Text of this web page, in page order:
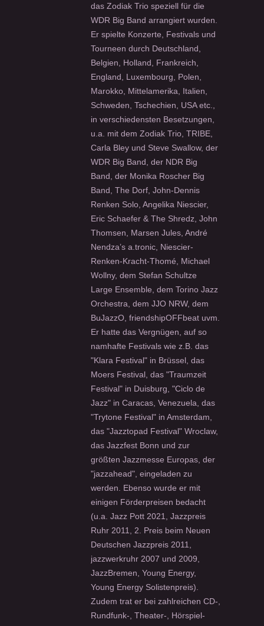
das Zodiak Trio speziell für die
WDR Big Band arrangiert wurden.
Er spielte Konzerte, Festivals und
Tourneen durch Deutschland,
Belgien, Holland, Frankreich,
England, Luxembourg, Polen,
Marokko, Mittelamerika, Italien,
Schweden, Tschechien, USA etc.,
in verschiedensten Besetzungen,
u.a. mit dem Zodiak Trio, TRIBE,
Carla Bley und Steve Swallow, der
WDR Big Band, der NDR Big
Band, der Monika Roscher Big
Band, The Dorf, John-Dennis
Renken Solo, Angelika Niescier,
Eric Schaefer & The Shredz, John
Thomsen, Marsen Jules, André
Nendza’s a.tronic, Niescier-
Renken-Kracht-Thomé, Michael
Wollny, dem Stefan Schultze
Large Ensemble, dem Torino Jazz
Orchestra, dem JJO NRW, dem
BuJazzO, friendshipOFFbeat uvm.
Er hatte das Vergnügen, auf so
namhafte Festivals wie z.B. das
"Klara Festival" in Brüssel, das
Moers Festival, das "Traumzeit
Festival" in Duisburg, "Ciclo de
Jazz" in Caracas, Venezuela, das
"Trytone Festival" in Amsterdam,
das "Jazztopad Festival" Wroclaw,
das Jazzfest Bonn und zur
größten Jazzmesse Europas, der
"jazzahead", eingeladen zu
werden. Ebenso wurde er mit
einigen Förderpreisen bedacht
(u.a. Jazz Pott 2021, Jazzpreis
Ruhr 2011, 2. Preis beim Neuen
Deutschen Jazzpreis 2011,
jazzwerkruhr 2007 und 2009,
JazzBremen, Young Energy,
Young Energy Solistenpreis).
Zudem trat er bei zahlreichen CD-,
Rundfunk-, Theater-, Hörspiel-